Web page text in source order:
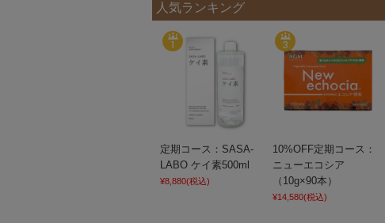
人気ランキング
定期コース：SASA-
LABO ケイ素500ml
¥8,880(税込)
10%OFF定期コース：
ニューエコシア
（10g×90本）
¥14,580(税込)